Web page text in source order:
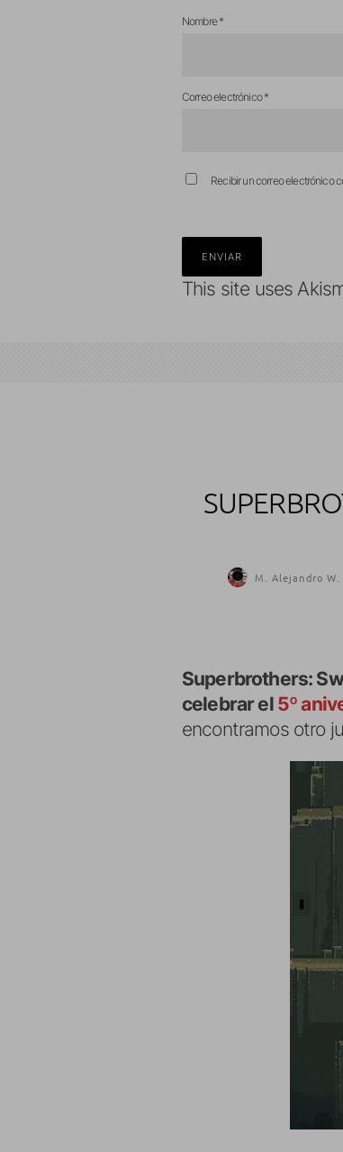
Nombre*
Correo electrónico*
Recibir un correo electrónico
This site uses
M. Alejandro
Superbrothers:
celebrar el 5º
encontramos otro